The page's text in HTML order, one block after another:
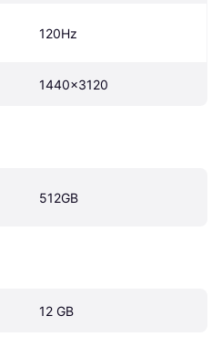
120Hz
1440x3120
512GB
12 GB